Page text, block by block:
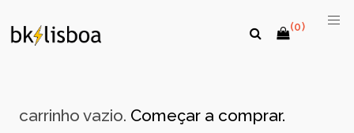
(0)
carrinho vazio. Começar a comprar.